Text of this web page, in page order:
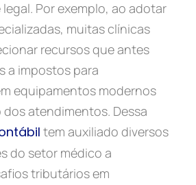
Por exemplo, ao adotar
muitas clínicas
recursos que antes
a impostos para
equipamentos modernos
atendimentos. Dessa
tem auxiliado diversos
do setor médico a
tributários em